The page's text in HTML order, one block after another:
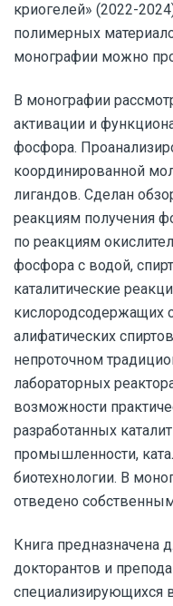
криогелей» (2022-
полимерных
монографии можно
В монографии
активации и
фосфора.
координированной
лигандов. Сделан
реакциям получения
по реакциям
фосфора с водой,
каталитические
кислородсодержащих
алифатических
непроточном
лабораторных
возможности
разработанных
промышленности,
биотехнологии. В
отведено
Книга предназначена
докторантов и
специализирующихся